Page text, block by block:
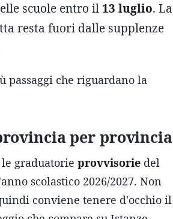
scuole entro il 13 luglio. La
resta fuori dalle supplenze
passaggi che riguardano la
per provincia
graduatorie provvisorie del
scolastico 2026/2027. Non
conviene tenere d'occhio il